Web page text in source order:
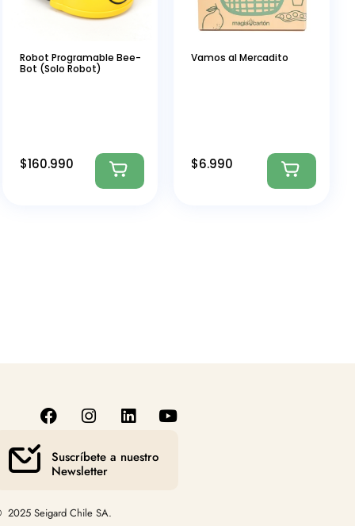
Robot Programable Bee-
Bot (Solo Robot)
$160.990
Vamos al Mercadito
$6.990
Suscríbete a nuestro
Newsletter
Seigard Chile SA.